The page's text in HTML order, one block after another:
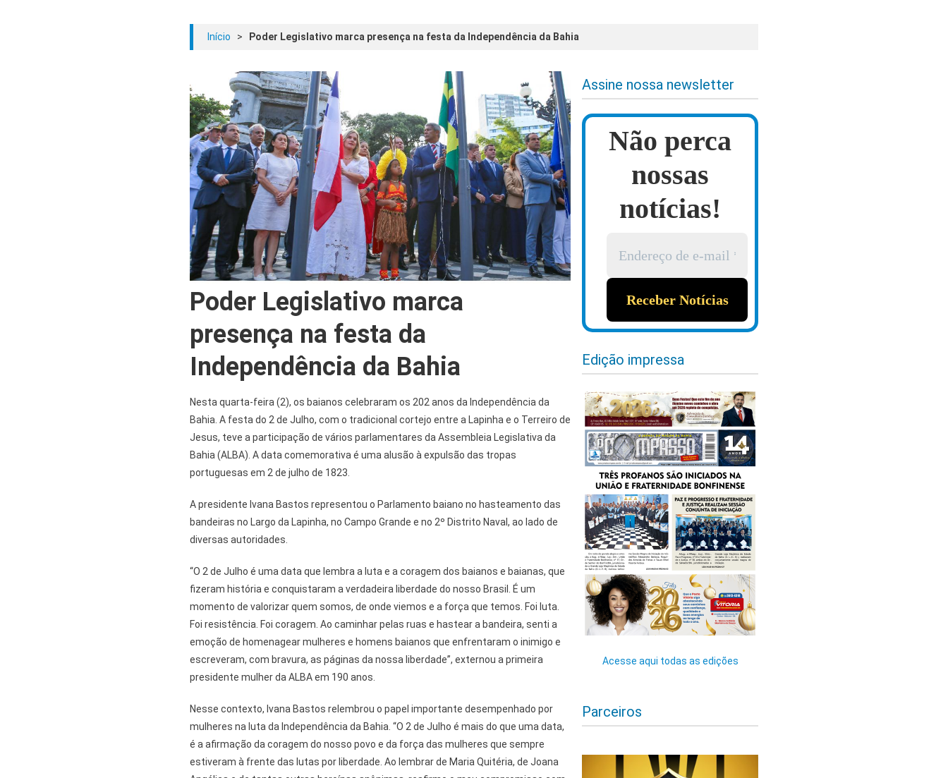
Início > Poder Legislativo marca presença na festa da Independência da Bahia
Poder Legislativo marca
presença na festa da
Independência da Bahia
Nesta quarta-feira (2), os baianos celebraram os 202 anos da Independência da
Bahia. A festa do 2 de Julho, com o tradicional cortejo entre a Lapinha e o Terreiro de
Jesus, teve a participação de vários parlamentares da Assembleia Legislativa da
Bahia (ALBA). A data comemorativa é uma alusão à expulsão das tropas
portuguesas em 2 de julho de 1823.
A presidente Ivana Bastos representou o Parlamento baiano no hasteamento das
bandeiras no Largo da Lapinha, no Campo Grande e no 2º Distrito Naval, ao lado de
diversas autoridades.
“O 2 de Julho é uma data que lembra a luta e a coragem dos baianos e baianas, que
fizeram história e conquistaram a verdadeira liberdade do nosso Brasil. É um
momento de valorizar quem somos, de onde viemos e a força que temos. Foi luta.
Foi resistência. Foi coragem. Ao caminhar pelas ruas e hastear a bandeira, senti a
emoção de homenagear mulheres e homens baianos que enfrentaram o inimigo e
escreveram, com bravura, as páginas da nossa liberdade”, externou a primeira
presidente mulher da ALBA em 190 anos.
Nesse contexto, Ivana Bastos relembrou o papel importante desempenhado por
mulheres na luta da Independência da Bahia. “O 2 de Julho é mais do que uma data,
é a afirmação da coragem do nosso povo e da força das mulheres que sempre
estiveram à frente das lutas por liberdade. Ao lembrar de Maria Quitéria, de Joana
Assine nossa newsletter
Não perca
nossas
notícias!
Edição impressa
Acesse aqui todas as edições
Parceiros